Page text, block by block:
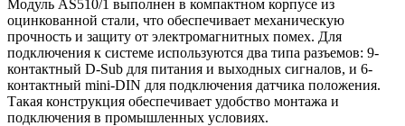
Модуль AS510/1 выполнен в компактном корпусе из
оцинкованной стали, что обеспечивает механическую
прочность и защиту от электромагнитных помех. Для
подключения к системе используются два типа разъемов: 9-
контактный D-Sub для питания и выходных сигналов, и 6-
контактный mini-DIN для подключения датчика положения.
Такая конструкция обеспечивает удобство монтажа и
подключения в промышленных условиях.